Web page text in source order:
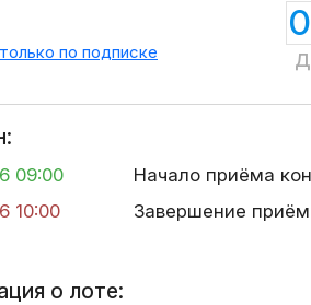
по подписке
0
09:00
Начало приёма
10:00
Завершение
о лоте: